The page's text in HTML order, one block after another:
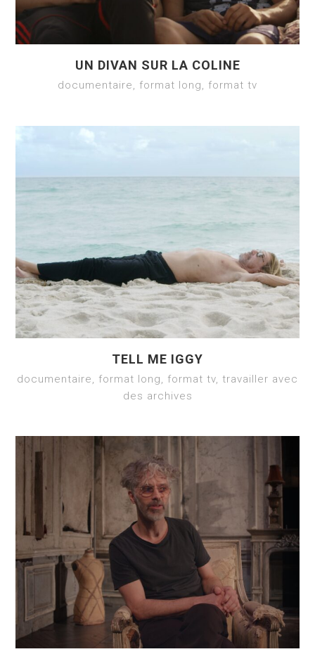
UN DIVAN SUR LA COLINE
documentaire, format long, format tv
TELL ME IGGY
documentaire, format long, format tv, travailler avec
des archives